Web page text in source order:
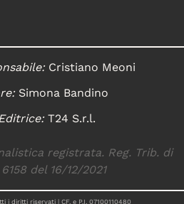
Cristiano Meoni
Simona Bandino
T24 S.r.l.
registrata. Reg. Trib. di
del 16/12/2021
i diritti riservati | CF. e P.I. 07100110480